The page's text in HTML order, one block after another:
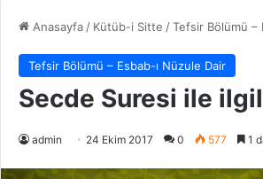
Anasayfa/ Kütüb-i Sitte /Tefsir Bölümü –
Tefsir Bölümü – Esbab-ı Nüzule Dair
Secde Suresi ile
admin 24 Ekim 2017 0 577 1